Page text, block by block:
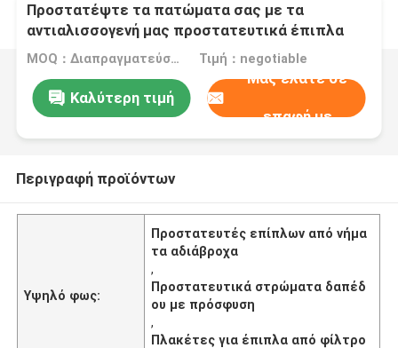
Προστατέψτε τα πατώματα σας με τα
αντιαλισσογενή μας προστατευτικά έπιπλα
από φέλτ
MOQ：Διαπραγματεύσιμος Τιμή：negotiable
Καλύτερη τιμή
Μας ελάτε σε
επαφή με
Περιγραφή προϊόντων
Υψηλό φως:
Προστατευτές επίπλων από νήμα
τα αδιάβροχα
,
Προστατευτικά στρώματα δαπέδ
ου με πρόσφυση
,
Πλακέτες για έπιπλα από φίλτρο